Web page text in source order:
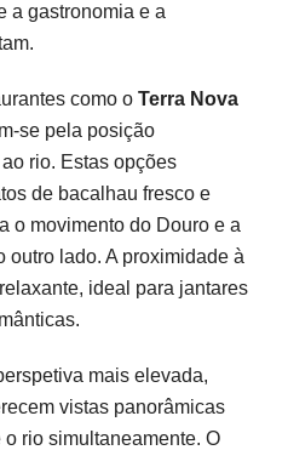
a gastronomia e a
como o Terra Nova
se pela posição
rio. Estas opções
de bacalhau fresco e
o movimento do Douro e a
outro lado. A proximidade à
ideal para jantares
mais elevada,
vistas panorâmicas
rio simultaneamente. O